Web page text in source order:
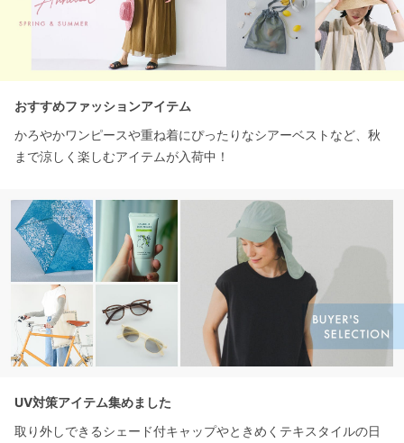
おすすめファッションアイテム
かろやかワンピースや重ね着にぴったりなシアーベストなど、秋
まで涼しく楽しむアイテムが入荷中！
UV対策アイテム集めました
取り外しできるシェード付キャップやときめくテキスタイルの日